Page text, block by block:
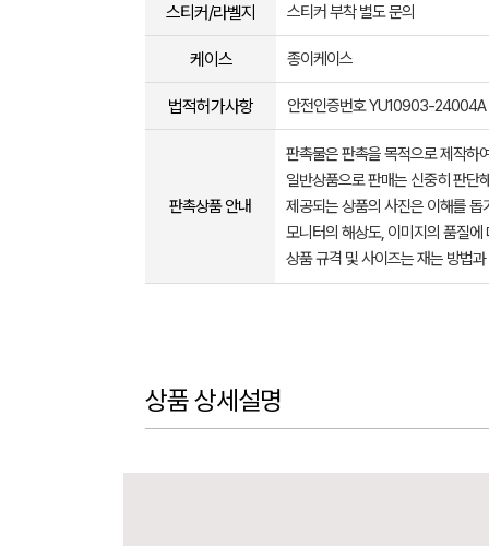
스티커/라벨지 스티커 부착 별도 문의
케이스 종이케이스
법적허가사항 안전인증번호 YU10903-24004A
판촉상품 안내
판촉물은 판촉을 목적으로 제작하
일반상품으로 판매는 신중히 판단
제공되는 상품의 사진은 이해를
모니터의 해상도, 이미지의 품질
상품 규격 및 사이즈는 재는 방법
상품 상세설명